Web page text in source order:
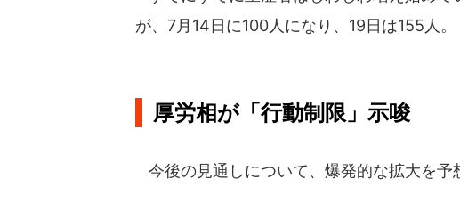
が、7月14日に100人になり、19日は155人。
厚労相が「行動制限」示唆
今後の見通しについて、爆発的な拡大を予